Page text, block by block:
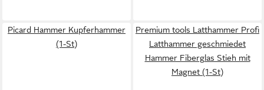
Picard Hammer Kupferhammer
(1-St)
Premium tools Latthammer Profi
Latthammer geschmiedet
Hammer Fiberglas Stieh mit
Magnet (1-St)